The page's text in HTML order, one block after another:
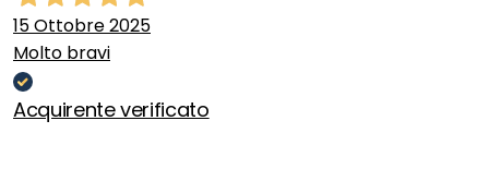
15 Ottobre 2025
Molto bravi
Acquirente verificato